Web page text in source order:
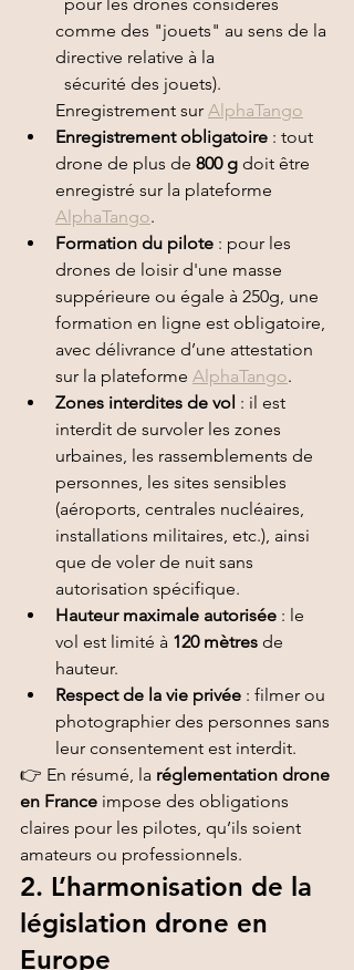
comme des "jouets" au sens de la
directive relative à la
Enregistrement sur AlphaTango
Enregistrement obligatoire : tout
drone de plus de 800 g doit être
enregistré sur la plateforme
AlphaTango.
Formation du pilote : pour les
drones de loisir d'une masse
suppérieure ou égale à 250g, une
formation en ligne est obligatoire,
avec délivrance d’une attestation
sur la plateforme AlphaTango.
Zones interdites de vol : il est
interdit de survoler les zones
urbaines, les rassemblements de
personnes, les sites sensibles
(aéroports, centrales nucléaires,
installations militaires, etc.), ainsi
que de voler de nuit sans
autorisation spécifique.
Hauteur maximale autorisée : le
vol est limité à 120 mètres de
hauteur.
Respect de la vie privée : filmer ou
photographier des personnes sans
leur consentement est interdit.
👉 En résumé, la réglementation drone
en France impose des obligations
claires pour les pilotes, qu’ils soient
amateurs ou professionnels.
2. L’harmonisation de la
législation drone en
Europe